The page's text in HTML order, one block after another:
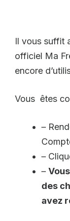
Il vous suffit
officiel Ma
encore
Vous êtes
–
–
–
des
avez